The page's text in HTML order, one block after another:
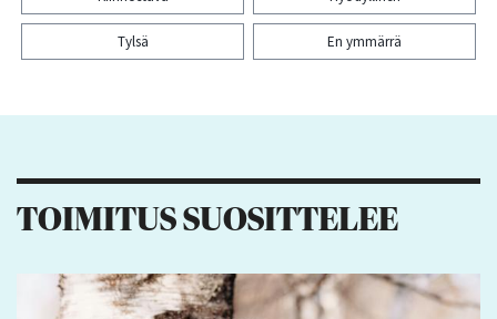
Tylsä En ymmärrä
TOIMITUS SUOSITTELEE